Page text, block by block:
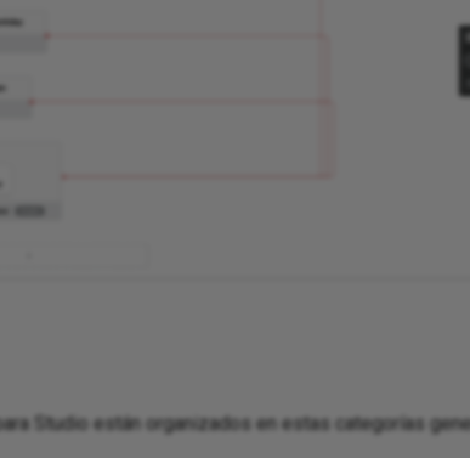
Studio están organizados en estas categorías